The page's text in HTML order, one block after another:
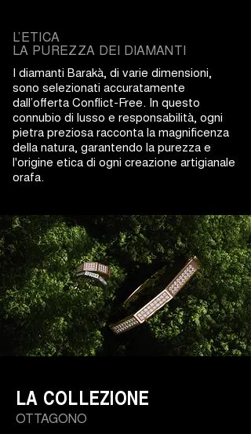
L’ETICA
LA PUREZZA DEI DIAMANTI
I diamanti Barakà, di varie dimensioni,
sono selezionati accuratamente
dall’offerta Conflict-Free. In questo
connubio di lusso e responsabilità, ogni
pietra preziosa racconta la magnificenza
della natura, garantendo la purezza e
l'origine etica di ogni creazione artigianale
orafa.
LA COLLEZIONE
OTTAGONO